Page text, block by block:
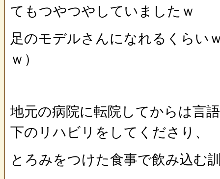
てもつやつやしていましたｗ
足のモデルさんになれるくらい
ｗ）
地元の病院に転院してからは言
下のリハビリをしてくださり、
とろみをつけた食事で飲み込む